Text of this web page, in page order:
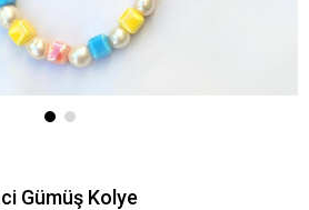
Gümüş Kolye